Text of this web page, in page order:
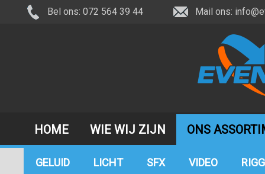
Bel ons: 072 564 39 44 Mail ons:
HOME WIE WIJ ZIJN ONS
GELUID LICHT SFX VIDEO